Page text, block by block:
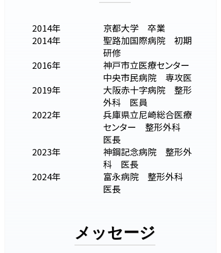
2014年
京都大学 卒業
2014年
聖路加国際病院 初期
研修
2016年
神戸市立医療センター
中央市民病院 専攻医
2019年
大阪赤十字病院 整形
外科 医員
2022年
兵庫県立尼崎総合医療
センター 整形外科
医長
2023年
神鋼記念病院 整形外
科 医長
2024年
富永病院 整形外科
医長
メッセージ